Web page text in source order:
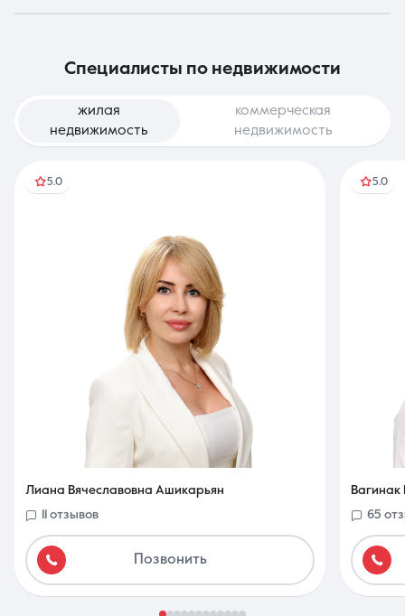
специалисты по недвижимости
жилая
недвижимость
коммерческая
недвижимость
5.0
Лиана Вячеславовна Ашикарьян
11 отзывов
Позвонить
5.0
Вагинак
65